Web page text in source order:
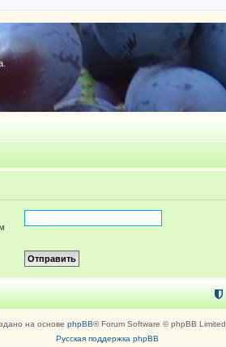
на основе phpBB® Forum Software © phpBB Limited
Русская поддержка phpBB